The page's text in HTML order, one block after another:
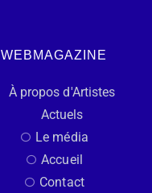
WEBMAGAZINE
À propos d'Artistes
Actuels
Le média
Accueil
Contact